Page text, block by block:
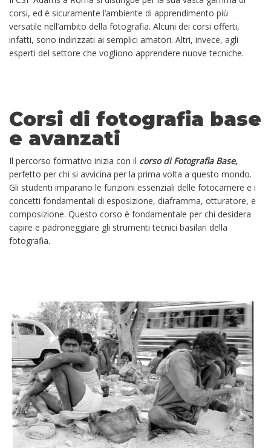
corsi, ed è sicuramente l’ambiente di apprendimento più
versatile nell’ambito della fotografia. Alcuni dei corsi offerti,
infatti, sono indirizzati ai semplici amatori. Altri, invece, agli
esperti del settore che vogliono apprendere nuove tecniche.
Corsi di fotografia base
e avanzati
Il percorso formativo inizia con il corso di Fotografia Base,
perfetto per chi si avvicina per la prima volta a questo mondo.
Gli studenti imparano le funzioni essenziali delle fotocamere e i
concetti fondamentali di esposizione, diaframma, otturatore, e
composizione. Questo corso è fondamentale per chi desidera
capire e padroneggiare gli strumenti tecnici basilari della
fotografia.